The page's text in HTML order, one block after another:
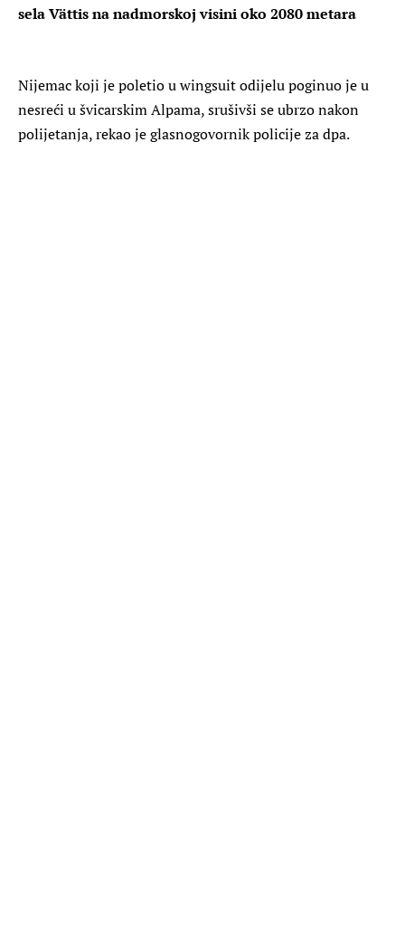
sela Vättis na nadmorskoj visini oko 2080 metara
Nijemac koji je poletio u wingsuit odijelu poginuo je u
nesreći u švicarskim Alpama, srušivši se ubrzo nakon
polijetanja, rekao je glasnogovornik policije za dpa.